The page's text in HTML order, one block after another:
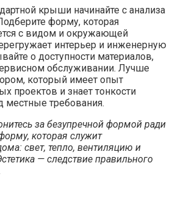
крыши начинайте с анализа
форму, которая
с видом и окружающей
интерьер и инженерную
о доступности материалов,
обслуживании. Лучше
который имеет опыт
проектов и знает тонкости
местные требования.
за безупречной формой ради
которая служит
свет, тепло, вентиляцию и
— следствие правильного